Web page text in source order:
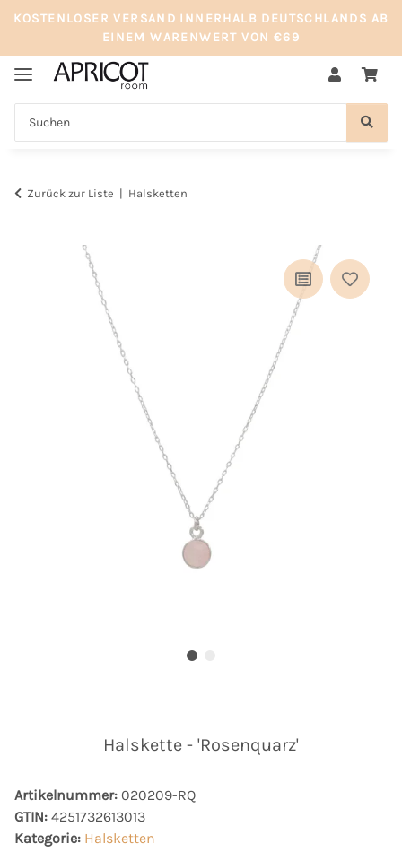
KOSTENLOSER VERSAND INNERHALB DEUTSCHLANDS AB
EINEM WARENWERT VON €69
Zurück zur Liste Halsketten
Halskette - 'Rosenquarz'
Artikelnummer: 020209-RQ
GTIN: 4251732613013
Kategorie: Halsketten